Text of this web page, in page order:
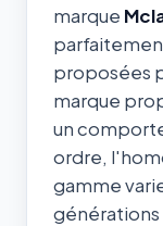
marque
proposées
marque
un
ordre,
gamme